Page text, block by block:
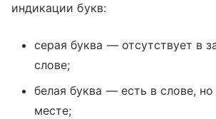
индикации букв:
серая буква — отсутствует в
слове;
белая буква — есть в слове,
месте;